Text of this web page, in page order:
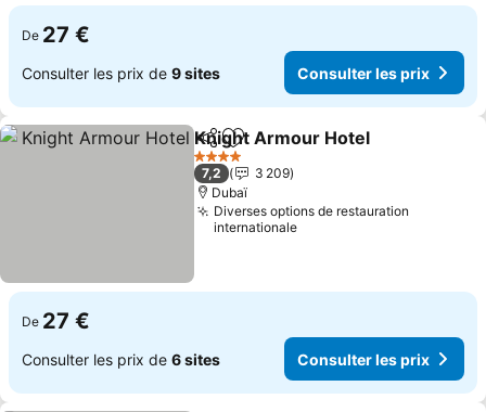
De 27 €
Consulter les prix de 9 sites Consulter les prix
PartagerAjouter à mes favoris
Knight Armour Hotel
4 Étoiles
7,2
3 209
Dubaï
Diverses options de restauration
internationale
De 27 €
Consulter les prix de 6 sites Consulter les prix